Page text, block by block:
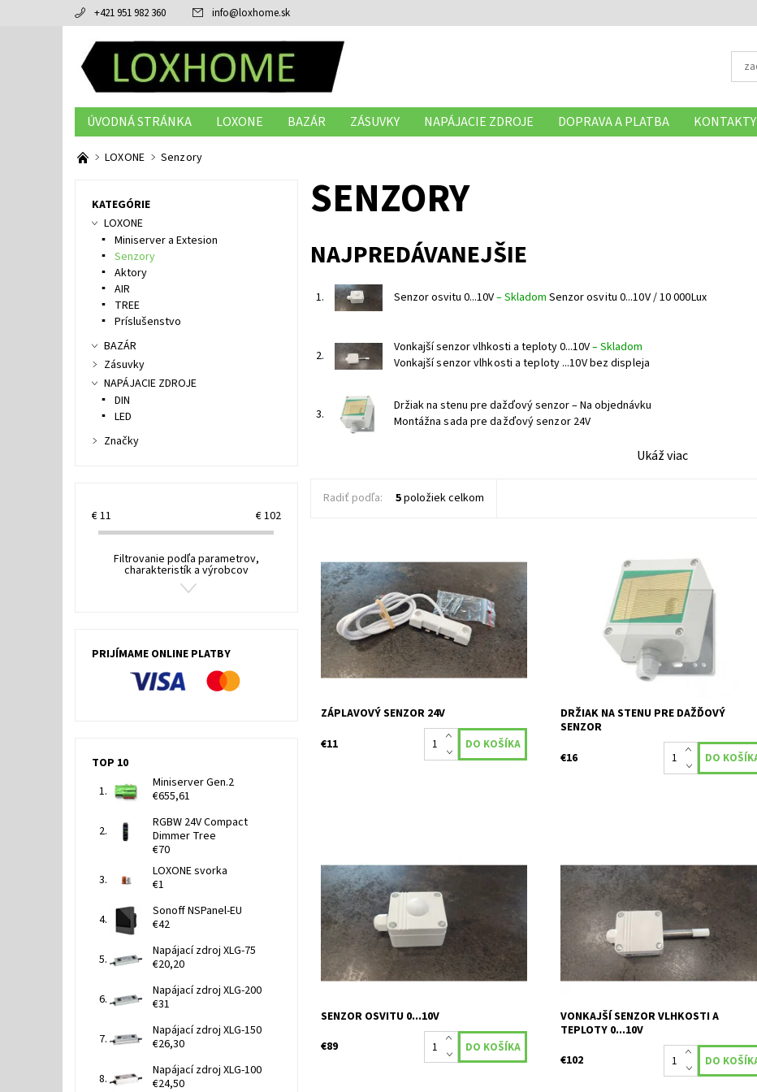
+421 951 982 360 info@loxhome.sk
ÚVODNÁ STRÁNKA LOXONE BAZÁR ZÁSUVKY NAPÁJACIE ZDROJE DOPRAVA A PLATBA KONTAKTY
LOXONE Senzory
SENZORY
NAJPREDÁVANEJŠIE
1. Senzor osvitu 0...10V–Skladom Senzor osvitu 0...10V / 10 000Lux
2.
Vonkajší senzor vlhkosti a teploty 0...10V–Skladom
Vonkajší senzor vlhkosti a teploty ...10V bez displeja
3.
Držiak na stenu pre dažďový senzor–Na objednávku
Montážna sada pre dažďový senzor 24V
Ukáž viac
Radiť podľa: 5položiek celkom
vyhnúť nákladným škodám spôsobeným
vodou. Vaša inteligentná domácnosť vás
včas upozorní.
Dostupnosť:
Skladom
Kód:
103
ZÁPLAVOVÝ SENZOR 24V
€11
Dostupnosť:
Na objednávku
109
DRŽIAK NA STENU PRE DAŽĎOVÝ
SENZOR
€16
Dostupnosť:
Skladom
Kód:
115
SENZOR OSVITU 0...10V
€89
bez displeja
Dostupnosť:
Skladom
Kód:
112
VONKAJŠÍ SENZOR VLHKOSTI A
TEPLOTY 0...10V
€102
KATEGÓRIE
LOXONE
Miniserver a Extesion
Senzory
Aktory
AIR
TREE
Príslušenstvo
BAZÁR
Zásuvky
NAPÁJACIE ZDROJE
DIN
LED
Značky
€11 €102
Filtrovanie podľa parametrov,
charakteristík a výrobcov
PRIJÍMAME ONLINE PLATBY
TOP 10
Miniserver Gen.2
€655,61
RGBW 24V Compact
Dimmer Tree
€70
LOXONE svorka
€1
Sonoff NSPanel-EU
€42
Napájací zdroj XLG-75
€20,20
Napájací zdroj XLG-200
€31
Napájací zdroj XLG-150
€26,30
Napájací zdroj XLG-100
€24,50